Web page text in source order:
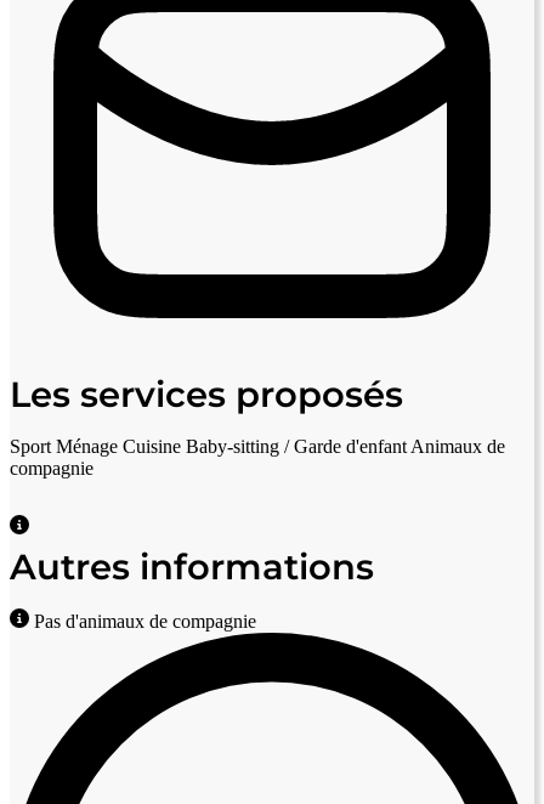
Les services proposés
Sport Ménage Cuisine Baby-sitting / Garde d'enfant Animaux de
compagnie
Autres informations
Pas d'animaux de compagnie